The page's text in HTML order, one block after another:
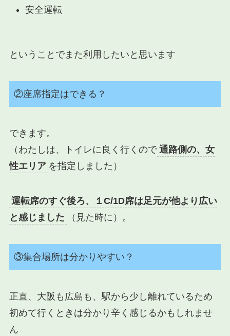
安全運転
ということでまた利用したいと思います
②座席指定はできる？
できます。
（わたしは、トイレに良く行くので 通路側の、女
性エリア を指定しました）
運転席のすぐ後ろ、１C/1D席は足元が他より広い
と感じました
（見た時に）。
③集合場所は分かりやすい？
正直、大阪も広島も、駅から少し離れているため
初めて行くときは分かり辛く感じるかもしれませ
ん